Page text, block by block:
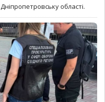
області.